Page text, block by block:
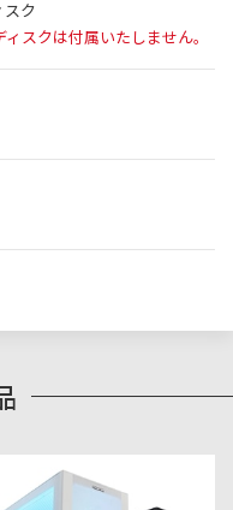
ク
スクは付属いたしません。